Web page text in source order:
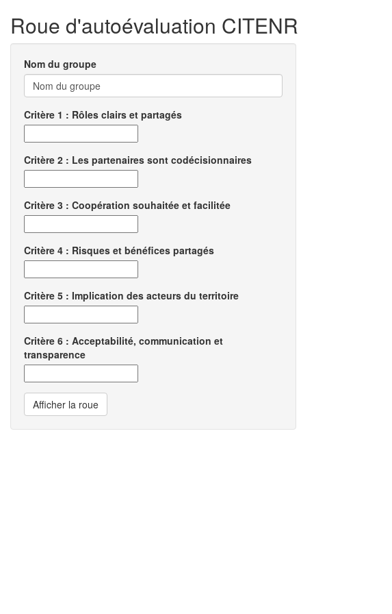
Roue d'autoévaluation CITENR
Nom du groupe
Critère 1 : Rôles clairs et partagés
Critère 2 : Les partenaires sont codécisionnaires
Critère 3 : Coopération souhaitée et facilitée
Critère 4 : Risques et bénéfices partagés
Critère 5 : Implication des acteurs du territoire
Critère 6 : Acceptabilité, communication et
transparence
Afficher la roue